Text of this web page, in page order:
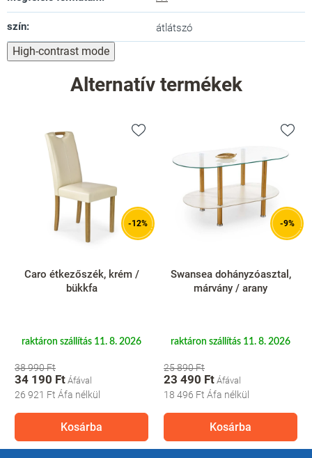
szín: átlátszó
High-contrast mode
Alternatív termékek
-12%
Caro étkezőszék, krém /
bükkfa
raktáron szállítás 11. 8. 2026
38 990 Ft
34 190 Ft
26 921 Ft Áfa nélkül
Kosárba
-9%
Swansea dohányzóasztal,
márvány / arany
raktáron szállítás 11. 8. 2026
25 890 Ft
23 490 Ft
18 496 Ft Áfa nélkül
Kosárba